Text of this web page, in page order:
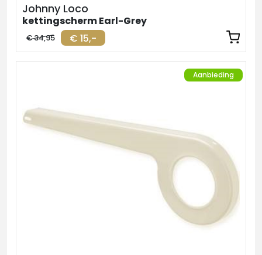
Johnny Loco
kettingscherm Earl-Grey
€ 15,-
€ 34,95
Aanbieding